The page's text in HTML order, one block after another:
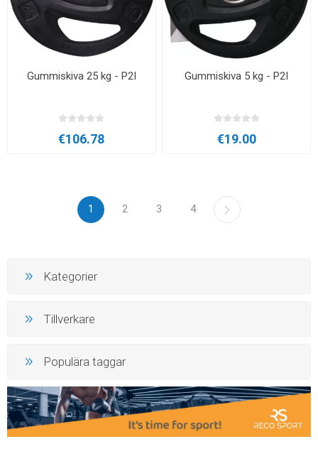
Gummiskiva 25 kg - P2I
€106.78
Gummiskiva 5 kg - P2I
€19.00
1 2 3 4
Kategorier
Tillverkare
Populära taggar